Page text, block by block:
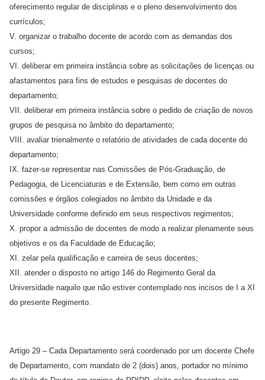
oferecimento regular de disciplinas e o pleno desenvolvimento dos
currículos;
V. organizar o trabalho docente de acordo com as demandas dos
cursos;
VI. deliberar em primeira instância sobre as solicitações de licenças ou
afastamentos para fins de estudos e pesquisas de docentes do
departamento;
VII. deliberar em primeira instância sobre o pedido de criação de novos
grupos de pesquisa no âmbito do departamento;
VIII. avaliar trienalmente o relatório de atividades de cada docente do
departamento;
IX. fazer-se representar nas Comissões de Pós-Graduação, de
Pedagogia, de Licenciaturas e de Extensão, bem como em outras
comissões e órgãos colegiados no âmbito da Unidade e da
Universidade conforme definido em seus respectivos regimentos;
X. propor a admissão de docentes de modo a realizar plenamente seus
objetivos e os da Faculdade de Educação;
XI. zelar pela qualificação e carreira de seus docentes;
XII. atender o disposto no artigo 146 do Regimento Geral da
Universidade naquilo que não estiver contemplado nos incisos de I a XI
do presente Regimento.
Artigo 29 – Cada Departamento será coordenado por um docente Chefe
de Departamento, com mandato de 2 (dois) anos, portador no mínimo